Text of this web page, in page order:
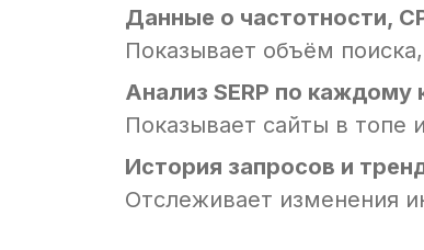
Данные о частотности,
Показывает объём
Анализ SERP по каждому
Показывает сайты в топе
История запросов и
Отслеживает изменения